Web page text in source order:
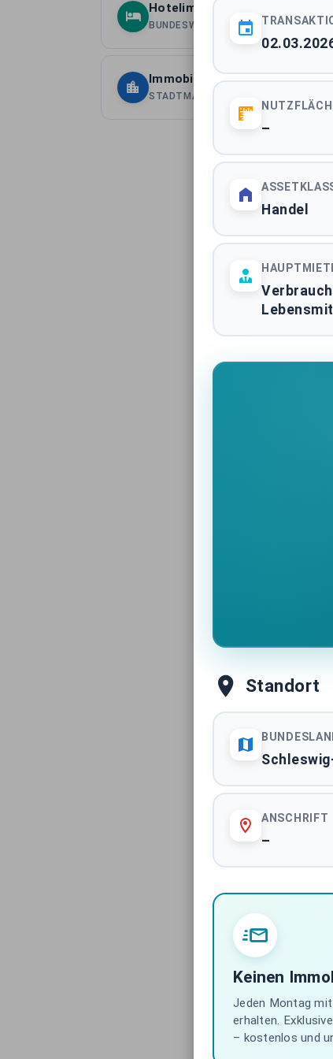
Hotelimmobilien Deutschland
BUNDESWEITE ASSETKLASSE
Immobilientransaktionen
STADTMARKT
–
Handel
Standort
ANSCHRIFT
–
Keinen
Jeden Montag
erhalten.
– kostenlos und